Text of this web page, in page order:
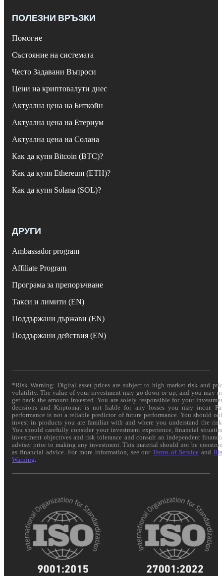
ПОЛЕЗНИ ВРЪЗКИ
Помогне
Състояние на системата
Често Задавани Въпроси
Цени на криптовалути днес
Актуална цена на Биткойн
Актуална цена на Етериум
Актуална цена на Солана
Как да купя Bitcoin (BTC)?
Как да купя Ethereum (ETH)?
Как да купя Solana (SOL)?
ДРУГИ
Ambassador program
Affiliate Program
Програма за препоръчване
Такси и лимити (EN)
Поддържани държави (EN)
Поддържани действия (EN)
*Risk Warning: Digital asset prices are subject to high market risk and
volatility. The value of your investment may go down or up, and you may
get back the amount invested. You are solely responsible for your
decisions and Kriptomat is not liable for any losses you may incur.
performance is not a reliable predictor of future performance. You should
invest in products you are familiar with and where you understand the
You should carefully consider your investment experience, financial
investment objectives and risk tolerance and consult an independent
adviser prior to making any investment. This material should not be
as financial advice. For more information, see ourTerms of Service and
Warning